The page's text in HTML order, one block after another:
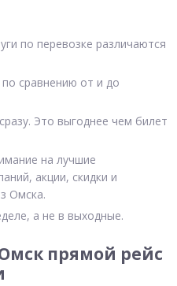
по перевозке различаются
сравнению от и до
Это выгоднее чем билет
на лучшие
акции, скидки и
Омска.
а не в выходные.
прямой рейс